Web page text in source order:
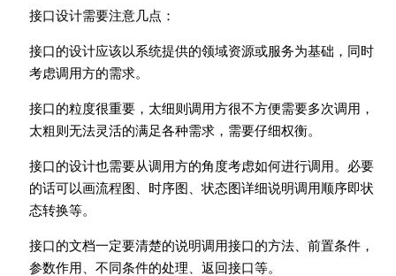
接口设计需要注意几点：
接口的设计应该以系统提供的领域资源或服务为基础，同时
考虑调用方的需求。
接口的粒度很重要，太细则调用方很不方便需要多次调用，
太粗则无法灵活的满足各种需求，需要仔细权衡。
接口的设计也需要从调用方的角度考虑如何进行调用。必要
的话可以画流程图、时序图、状态图详细说明调用顺序即状
态转换等。
接口的文档一定要清楚的说明调用接口的方法、前置条件，
参数作用、不同条件的处理、返回接口等。